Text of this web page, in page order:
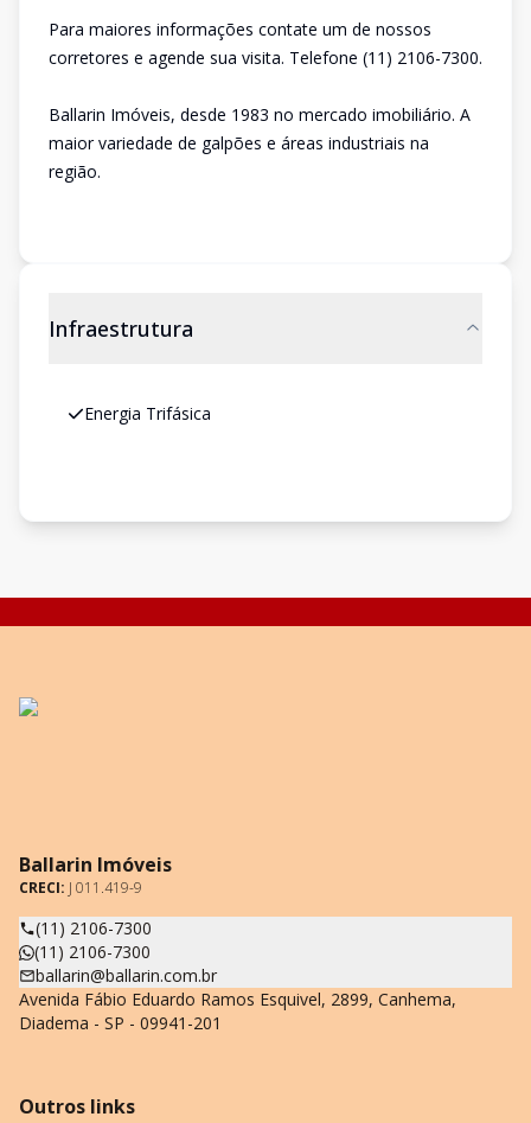
Para maiores informações contate um de nossos
corretores e agende sua visita. Telefone (11) 2106-7300.
Ballarin Imóveis, desde 1983 no mercado imobiliário. A
maior variedade de galpões e áreas industriais na
região.
Infraestrutura
Energia Trifásica
Ballarin Imóveis
CRECI: J 011.419-9
(11) 2106-7300
(11) 2106-7300
ballarin@ballarin.com.br
Avenida Fábio Eduardo Ramos Esquivel, 2899, Canhema,
Diadema - SP - 09941-201
Outros links